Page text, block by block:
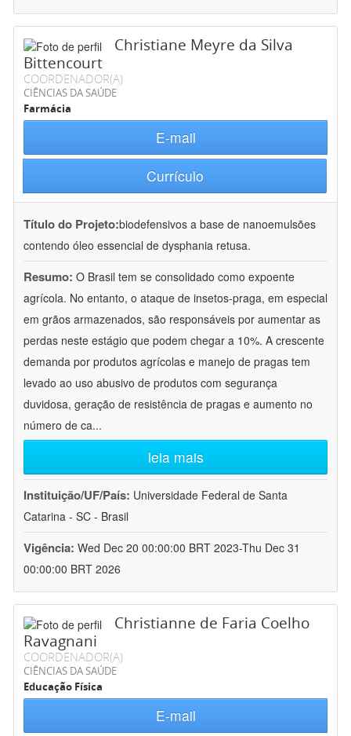
Christiane Meyre da Silva
Bittencourt
COORDENADOR(A)
CIÊNCIAS DA SAÚDE
Farmácia
E-mail
Currículo
Título do Projeto:biodefensivos a base de nanoemulsões
contendo óleo essencial de dysphania retusa.
Resumo: O Brasil tem se consolidado como expoente
agrícola. No entanto, o ataque de insetos-praga, em especial
em grãos armazenados, são responsáveis por aumentar as
perdas neste estágio que podem chegar a 10%. A crescente
demanda por produtos agrícolas e manejo de pragas tem
levado ao uso abusivo de produtos com segurança
duvidosa, geração de resistência de pragas e aumento no
número de ca...
leia mais
Instituição/UF/País: Universidade Federal de Santa
Catarina - SC - Brasil
Vigência: Wed Dec 20 00:00:00 BRT 2023-Thu Dec 31
00:00:00 BRT 2026
Christianne de Faria Coelho
Ravagnani
COORDENADOR(A)
CIÊNCIAS DA SAÚDE
Educação Física
E-mail